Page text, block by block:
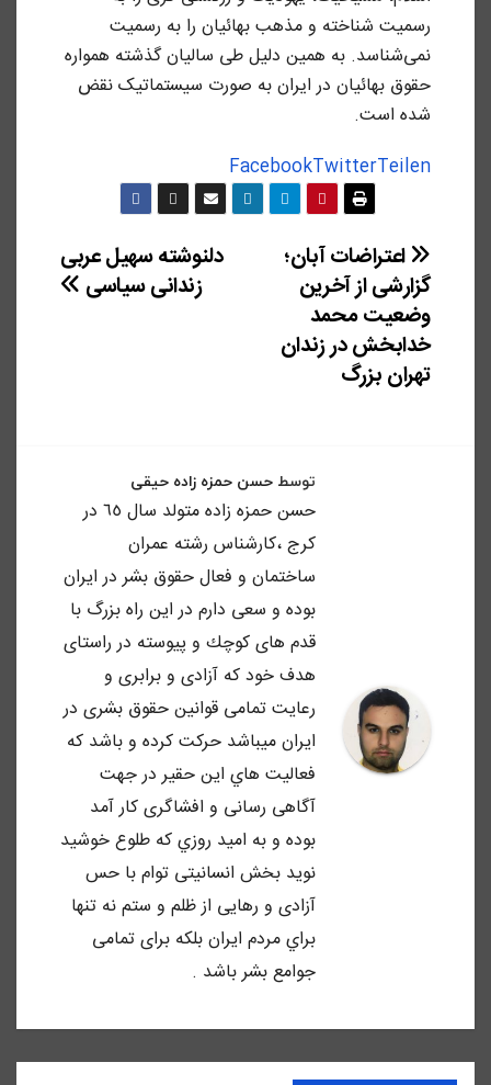
رسمیت شناخته و مذهب بهائیان را به رسمیت
نمی‌شناسد. به همین دلیل طی سالیان گذشته همواره
حقوق بهائیان در ایران به صورت سیستماتیک نقض
شده است.
FacebookTwitterTeilen
راهبری
نوشته
دلنوشته سهیل عربی
زندانی سیاسی
اعتراضات آبان؛
گزارشی از آخرین
وضعیت محمد
خدابخش در زندان
تهران بزرگ
توسط حسن حمزه زاده حیقی
حسن حمزه زاده متولد سال ٦٥ در
كرج ،كارشناس رشته عمران
ساختمان و فعال حقوق بشر در ايران
بوده و سعى دارم در اين راه بزرگ با
قدم هاى كوچك و پيوسته در راستاى
هدف خود كه آزادى و برابرى و
رعايت تمامى قوانين حقوق بشرى در
ايران ميباشد حركت كرده و باشد كه
فعاليت هاي اين حقير در جهت
آگاهى رسانى و افشاگرى كار آمد
بوده و به اميد روزي كه طلوع خوشيد
نويد بخش انسانيتى توام با حس
آزادى و رهايى از ظلم و ستم نه تنها
براي مردم ايران بلكه براى تمامى
جوامع بشر باشد .